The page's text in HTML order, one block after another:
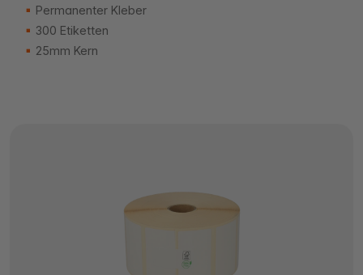
Permanenter Kleber
300 Etiketten
25mm Kern